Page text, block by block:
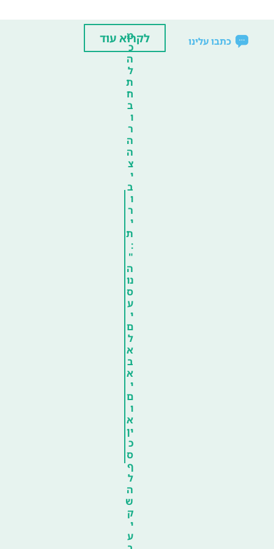
כתבו עלינו
מ
כ
ה
ל
ת
ח
ב
ו
ר
ה
ה
צ
י
ב
ו
ר
י
ת
:
"
ה
נו
ס
ע
י
ם
ל
א
ב
א
י
ם
ו
א
ין
כ
ס
ף
ל
ה
ש
ק
י
ע
לקרוא עוד